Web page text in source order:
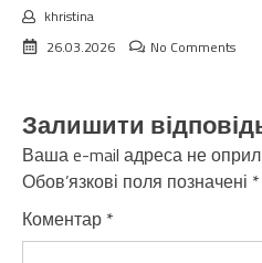
khristina
26.03.2026
No Comments
Залишити
Ваша e-mail адреса не
Обов’язкові поля позначені *
Коментар *